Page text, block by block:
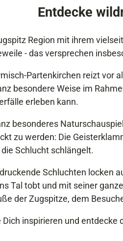
Entdecke
Region mit ihrem
- das versprechen
Partenkirchen reizt vor
besondere Weise im
erleben kann.
besonderes
zu werden: Die
Schlucht schlängelt.
Schluchten locken
Tal tobt und mit seiner
der Zugspitze, dem
Dich inspirieren und entdecke